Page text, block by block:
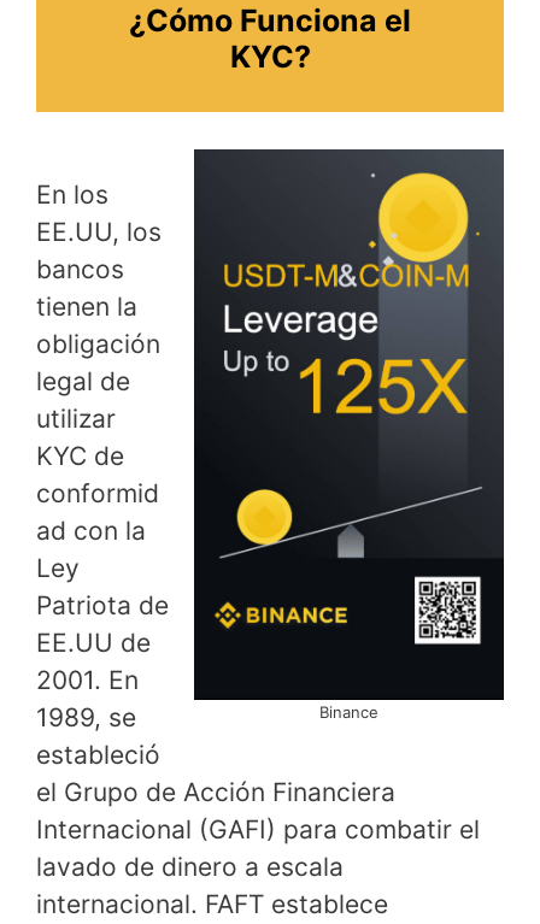
¿Cómo Funciona el
KYC?
Binance
En los
EE.UU, los
bancos
tienen la
obligación
legal de
utilizar
KYC de
conformid
ad con la
Ley
Patriota de
EE.UU de
2001. En
1989, se
estableció
el Grupo de Acción Financiera
Internacional (GAFI) para combatir el
lavado de dinero a escala
internacional. FAFT establece